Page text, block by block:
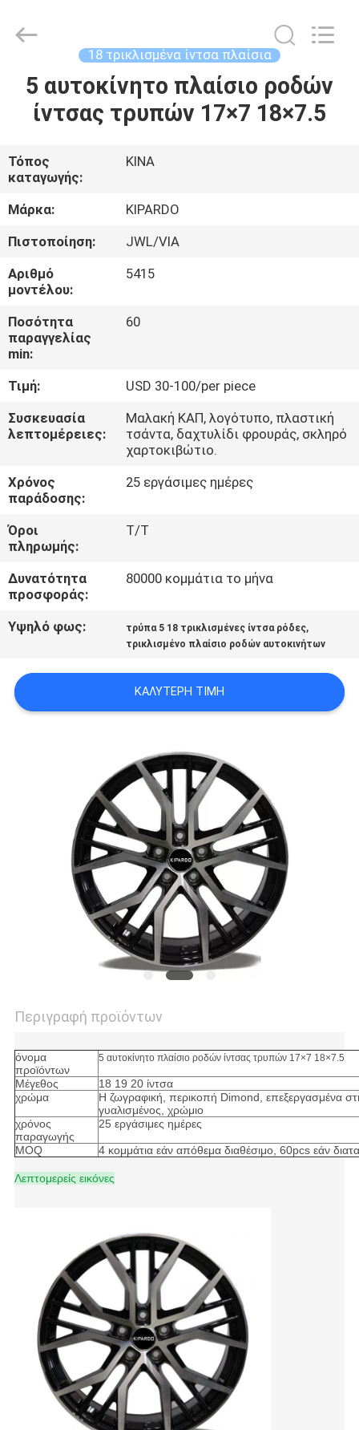
ΣΠΊΤΙ
ΠΕΡΊΠΟΥ
ΕΜΕΊΣ
ΓΎΡΟΣ
ΕΡΓΟΣΤΑΣΊΩΝ
ΠΟΙΟΤΙΚΌΣ
ΈΛΕΓΧΟΣ
ΜΑΣ
ΕΛΆΤΕ
ΣΕ
ΕΠΑΦΉ
ΜΕ
ΖΗΤΉΣΤΕ
ΈΝΑ
ΑΠΌΣΠΑΣΜΑ
SITEMAP
Industry
Co.,Ltd.
18 τρικλισμένα ίντσα πλαίσια
5 αυτοκίνητο πλαίσιο ροδών
ίντσας τρυπών 17×7 18×7.5
Τόπος
καταγωγής:
ΚΙΝΑ
Μάρκα:
KIPARDO
Πιστοποίηση:
JWL/VIA
Αριθμό
μοντέλου:
5415
Ποσότητα
παραγγελίας
min:
60
Τιμή:
USD 30-100/per piece
Συσκευασία
λεπτομέρειες:
Μαλακή ΚΑΠ, λογότυπο, πλαστική
τσάντα, δαχτυλίδι φρουράς, σκληρό
χαρτοκιβώτιο.
Χρόνος
παράδοσης:
25 εργάσιμες ημέρες
Όροι
πληρωμής:
T/T
Δυνατότητα
προσφοράς:
80000 κομμάτια το μήνα
Υψηλό φως: τρύπα 5 18 τρικλισμένες ίντσα ρόδες,
τρικλισμένο πλαίσιο ροδών αυτοκινήτων
ΚΑΛΎΤΕΡΗ ΤΙΜΉ
Περιγραφή προϊόντων
όνομα
προϊόντων
5 αυτοκίνητο πλαίσιο ροδών ίντσας τρυπών 17×7 18×7.5
Μέγεθος
18 19 20 ίντσα
χρώμα
Η ζωγραφική, περικοπή Dimond, επεξεργασμένα
γυαλισμένος, χρώμιο
χρόνος
παραγωγής
25 εργάσιμες ημέρες
MOQ 4 κομμάτια εάν απόθεμα διαθέσιμο, 60pcs εάν
Λεπτομερείς εικόνες